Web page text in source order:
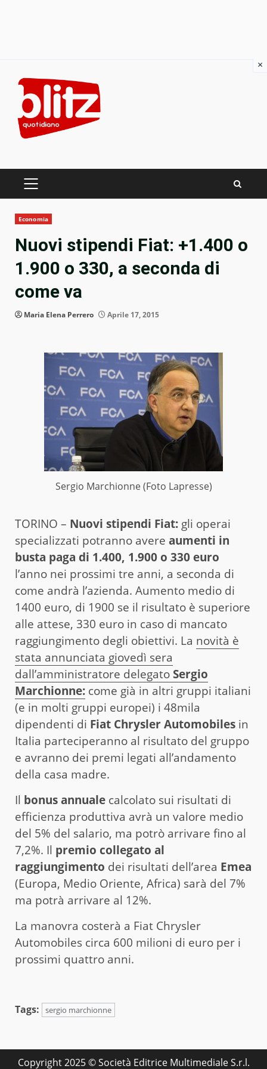
content
PRIMARY
Economia
Nuovi stipendi Fiat: +1.400 o
1.900 o 330, a seconda di
come va
Maria Elena Perrero Aprile 17, 2015
Sergio Marchionne (Foto Lapresse)
TORINO – Nuovi stipendi Fiat: gli operai
specializzati potranno avere aumenti in
busta paga di 1.400, 1.900 o 330 euro
l’anno nei prossimi tre anni, a seconda di
come andrà l’azienda. Aumento medio di
1400 euro, di 1900 se il risultato è superiore
alle attese, 330 euro in caso di mancato
raggiungimento degli obiettivi. La novità è
stata annunciata giovedì sera
dall’amministratore delegato Sergio
Marchionne: come già in altri gruppi italiani
(e in molti gruppi europei) i 48mila
dipendenti di Fiat Chrysler Automobiles in
Italia parteciperanno al risultato del gruppo
e avranno dei premi legati all’andamento
della casa madre.
Il bonus annuale calcolato sui risultati di
efficienza produttiva avrà un valore medio
del 5% del salario, ma potrò arrivare fino al
7,2%. Il premio collegato al
raggiungimento dei risultati dell’area Emea
(Europa, Medio Oriente, Africa) sarà del 7%
ma potrà arrivare al 12%.
La manovra costerà a Fiat Chrysler
Automobiles circa 600 milioni di euro per i
prossimi quattro anni.
Tags: sergio marchionne
Copyright 2025 © Società Editrice Multimediale S.r.l.
×